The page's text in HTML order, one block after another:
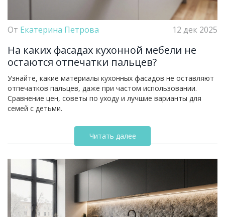
От Екатерина Петрова 12 дек 2025
На каких фасадах кухонной мебели не
остаются отпечатки пальцев?
Узнайте, какие материалы кухонных фасадов не оставляют
отпечатков пальцев, даже при частом использовании.
Сравнение цен, советы по уходу и лучшие варианты для
семей с детьми.
Читать далее